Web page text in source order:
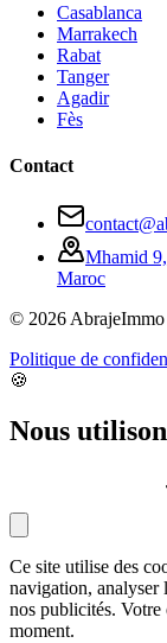
Casablanca
Marrakech
Rabat
Tanger
Agadir
Fès
Contact
Mhamid
Maroc
© 2026
Politique de
🍪
Nous
Ce site utilise des
navigation, analyser
nos publicités. Votre
moment.